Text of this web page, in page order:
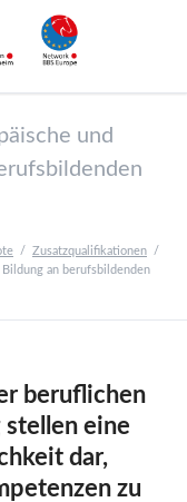
und
Zusatzqualifikationen
an berufsbildenden
beruflichen
eine
dar,
zu